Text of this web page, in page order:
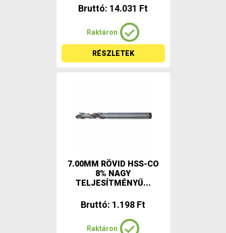
Bruttó: 14.031 Ft
Raktáron
RÉSZLETEK
7.00MM RÖVID HSS-CO
8% NAGY
TELJESÍTMÉNYŰ...
Bruttó: 1.198 Ft
Raktáron